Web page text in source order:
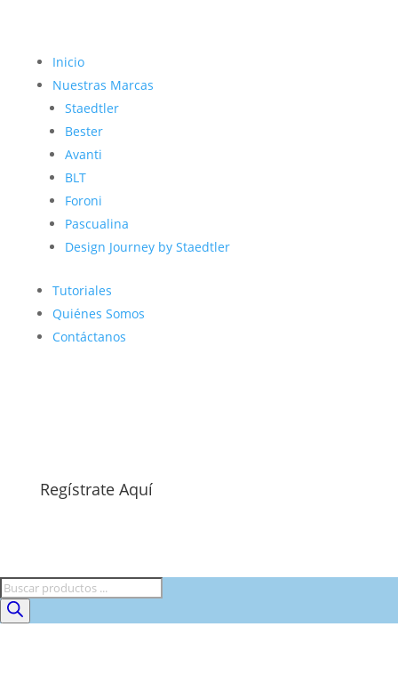
Inicio
Nuestras Marcas
Staedtler
Bester
Avanti
BLT
Foroni
Pascualina
Design Journey by Staedtler
Tutoriales
Quiénes Somos
Contáctanos
Regístrate Aquí
Búsqueda
de
productos